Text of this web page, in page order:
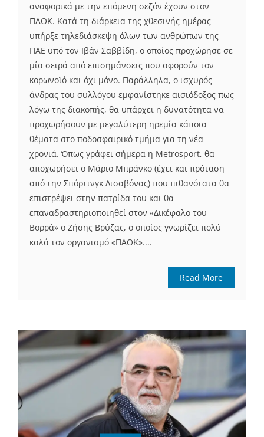
αναφορικά με την επόμενη σεζόν έχουν στον
ΠΑΟΚ. Κατά τη διάρκεια της χθεσινής ημέρας
υπήρξε τηλεδιάσκεψη όλων των ανθρώπων της
ΠΑΕ υπό τον Ιβάν Σαββίδη, ο οποίος προχώρησε σε
μία σειρά από επισημάνσεις που αφορούν τον
κορωνοϊό και όχι μόνο. Παράλληλα, ο ισχυρός
άνδρας του συλλόγου εμφανίστηκε αισιόδοξος πως
λόγω της διακοπής, θα υπάρχει η δυνατότητα να
προχωρήσουν με μεγαλύτερη ηρεμία κάποια
θέματα στο ποδοσφαιρικό τμήμα για τη νέα
χρονιά. Όπως γράφει σήμερα η Metrosport, θα
αποχωρήσει ο Μάριο Μπράνκο (έχει και πρόταση
από την Σπόρτινγκ Λισαβόνας) που πιθανότατα θα
επιστρέψει στην πατρίδα του και θα
επαναδραστηριοποιηθεί στον «Δικέφαλο του
Βορρά» ο Ζήσης Βρύζας, ο οποίος γνωρίζει πολύ
καλά τον οργανισμό «ΠΑΟΚ»....
Read More